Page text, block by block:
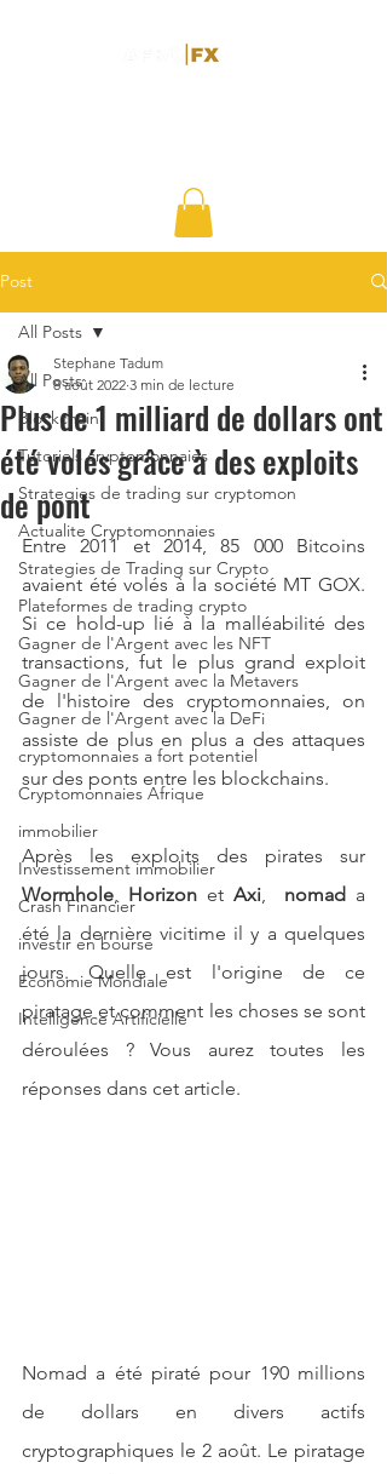
Post
All Posts
Blockchain
Tutoriels cryptomonnaies
Strategies de trading sur cryptomon
Actualite Cryptomonnaies
Strategies de Trading sur Crypto
Plateformes de trading crypto
Gagner de l'Argent avec les NFT
Gagner de l'Argent avec la Metavers
Gagner de l'Argent avec la DeFi
cryptomonnaies a fort potentiel
Cryptomonnaies Afrique
immobilier
Investissement immobilier
Crash Financier
investir en bourse
Economie Mondiale
Intelligence Artificielle
All Posts
Plus de 1 milliard de dollars ont
été volés grâce à des exploits
de pont
Stephane Tadum
8 août 2022 3 min de lecture
Entre 2011 et 2014, 85 000 Bitcoins
avaient été volés à la société MT GOX.
Si ce hold-up lié à la malléabilité des
transactions, fut le plus grand exploit
de l'histoire des cryptomonnaies, on
assiste de plus en plus a des attaques
sur des ponts entre les blockchains.
Wormhole
Horizon et Axi, nomad a
été la dernière vicitime il y a quelques
jours. Quelle est l'origine de ce
piratage et comment les choses se sont
déroulées ? Vous aurez toutes les
réponses dans cet article.
Nomad a été piraté pour 190 millions
de dollars en divers actifs
cryptographiques le 2 août. Le piratage